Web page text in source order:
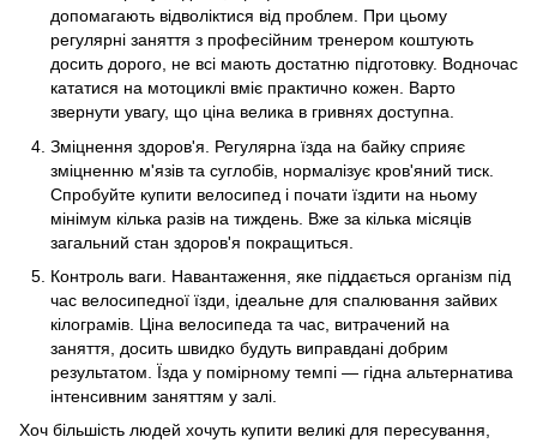
допомагають відволіктися від проблем. При цьому
регулярні заняття з професійним тренером коштують
досить дорого, не всі мають достатню підготовку. Водночас
кататися на мотоциклі вміє практично кожен. Варто
звернути увагу, що ціна велика в гривнях доступна.
Зміцнення здоров'я. Регулярна їзда на байку сприяє
зміцненню м'язів та суглобів, нормалізує кров'яний тиск.
Спробуйте купити велосипед і почати їздити на ньому
мінімум кілька разів на тиждень. Вже за кілька місяців
загальний стан здоров'я покращиться.
Контроль ваги. Навантаження, яке піддається організм під
час велосипедної їзди, ідеальне для спалювання зайвих
кілограмів. Ціна велосипеда та час, витрачений на
заняття, досить швидко будуть виправдані добрим
результатом. Їзда у помірному темпі — гідна альтернатива
інтенсивним заняттям у залі.
Хоч більшість людей хочуть купити великі для пересування,